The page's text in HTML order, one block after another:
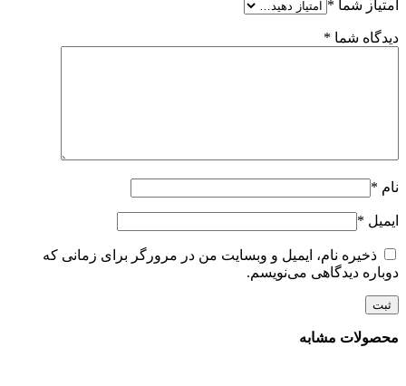
امتیاز شما *
دیدگاه شما *
نام *
ایمیل *
ذخیره نام، ایمیل و وبسایت من در مرورگر برای زمانی که
دوباره دیدگاهی می‌نویسم.
محصولات مشابه